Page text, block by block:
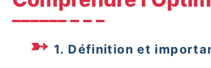
1. Définition et